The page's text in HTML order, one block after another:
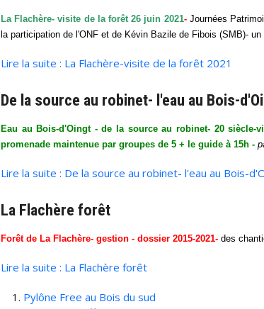
La Flachère- visite de la forêt 26 juin 2021- Journées
la participation de l'ONF et de Kévin Bazile de Fibois (SMB)-
Lire la suite : La Flachère-visite de la forêt 2021
De la source au robinet- l'eau au Bois-
Eau au Bois-d'Oingt - de la source au robinet- 20 siècle-
promenade maintenue par groupes de 5 + le guide à 15h -
Lire la suite : De la source au robinet- l'eau au Bois-
La Flachère forêt
Forêt de La Flachère- gestion - dossier 2015-2021- des
Lire la suite : La Flachère forêt
Pylône Free au Bois du sud